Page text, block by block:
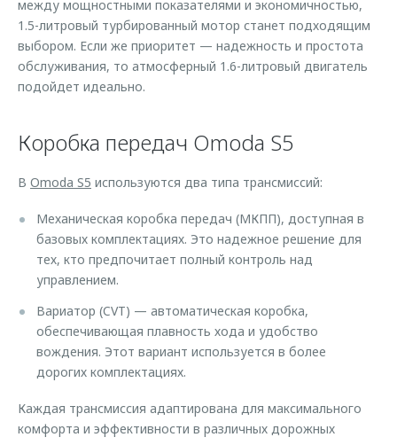
между мощностными показателями и экономичностью,
1.5-литровый турбированный мотор станет подходящим
выбором. Если же приоритет — надежность и простота
обслуживания, то атмосферный 1.6-литровый двигатель
подойдет идеально.
Коробка передач Omoda S5
В Omoda S5 используются два типа трансмиссий:
Механическая коробка передач (МКПП), доступная в
базовых комплектациях. Это надежное решение для
тех, кто предпочитает полный контроль над
управлением.
Вариатор (CVT) — автоматическая коробка,
обеспечивающая плавность хода и удобство
вождения. Этот вариант используется в более
дорогих комплектациях.
Каждая трансмиссия адаптирована для максимального
комфорта и эффективности в различных дорожных